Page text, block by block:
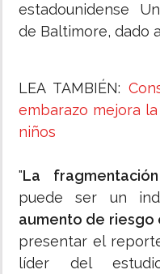
estadounidense
de Baltimore, dado
LEA TAMBIÉN:
embarazo mejora
niños
"La
puede ser un
aumento de riesgo
presentar el
líder del